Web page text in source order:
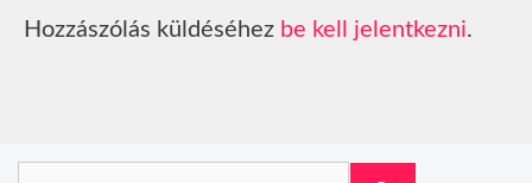
Hozzászólás küldéséhez be kell jelentkezni.